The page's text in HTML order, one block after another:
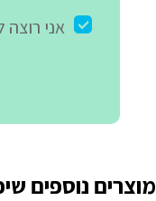
מוצרים נוספים